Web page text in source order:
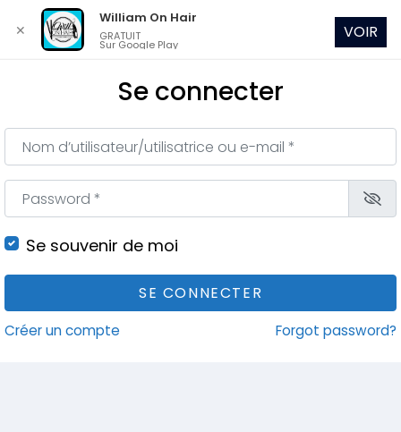
Se connecter
Nom d’utilisateur/utilisatrice ou e-mail
Password*
Se souvenir de moi
SE CONNECTER
Créer un compte Forgot password?
✕
William On Hair
GRATUIT
Sur Google Play
VOIR